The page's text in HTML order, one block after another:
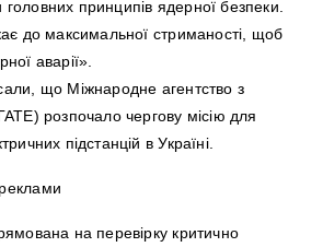
принципів ядерної безпеки.
до максимальної стриманості, щоб
аварії».
що Міжнародне агентство з
розпочало чергову місію для
підстанцій в Україні.
на перевірку критично